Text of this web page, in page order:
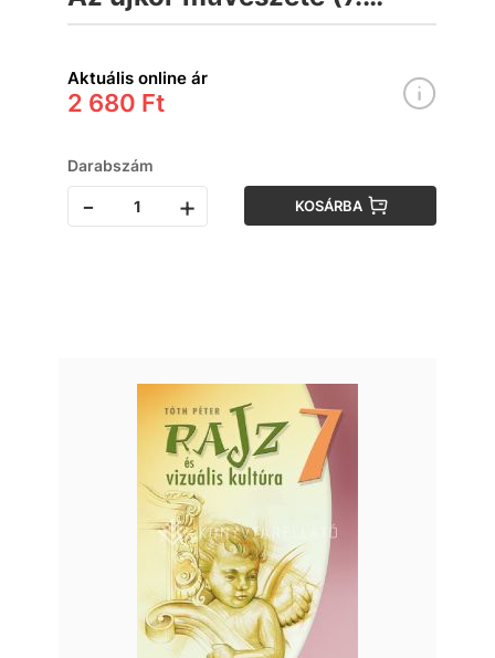
osztály)
Aktuális online ár
2 680 Ft
Darabszám
- + KOSÁRBA